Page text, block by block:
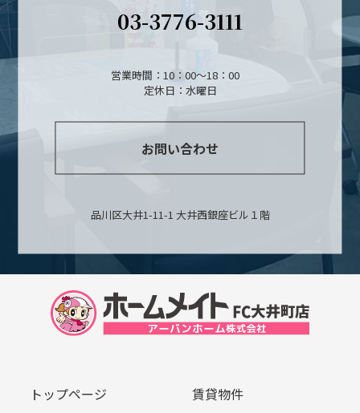
03-3776-3111
営業時間：10：00～18：00
定休日：水曜日
お問い合わせ
品川区大井1-11-1 大井西銀座ビル１階
トップページ 賃貸物件